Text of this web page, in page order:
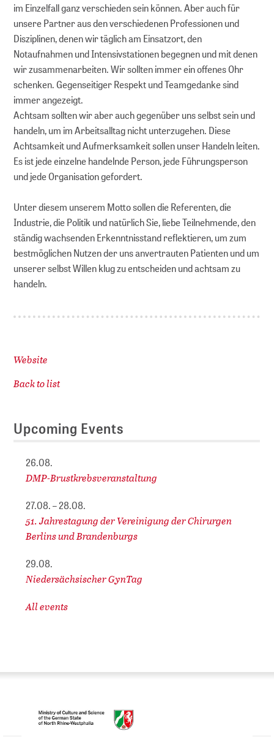
im Einzelfall ganz verschieden sein können. Aber auch für
unsere Partner aus den verschiedenen Professionen und
Disziplinen, denen wir täglich am Einsatzort, den
Notaufnahmen und Intensivstationen begegnen und mit denen
wir zusammenarbeiten. Wir sollten immer ein offenes Ohr
schenken. Gegenseitiger Respekt und Teamgedanke sind
immer angezeigt.
Achtsam sollten wir aber auch gegenüber uns selbst sein und
handeln, um im Arbeitsalltag nicht unterzugehen. Diese
Achtsamkeit und Aufmerksamkeit sollen unser Handeln leiten.
Es ist jede einzelne handelnde Person, jede Führungsperson
und jede Organisation gefordert.
Unter diesem unserem Motto sollen die Referenten, die
Industrie, die Politik und natürlich Sie, liebe Teilnehmende, den
ständig wachsenden Erkenntnisstand reflektieren, um zum
bestmöglichen Nutzen der uns anvertrauten Patienten und um
unserer selbst Willen klug zu entscheiden und achtsam zu
handeln.
Website
Back to list
Upcoming Events
26.08.
DMP-Brustkrebsveranstaltung
27.08. – 28.08.
51. Jahrestagung der Vereinigung der Chirurgen
Berlins und Brandenburgs
29.08.
Niedersächsischer GynTag
All events